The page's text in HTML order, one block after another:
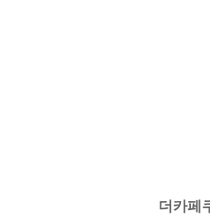
더카페